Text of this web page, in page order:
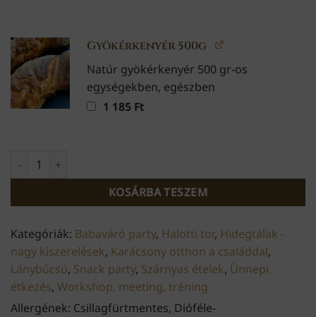
Gyökérkenyér 500g
Natúr gyökérkenyér 500 gr-os
egységekben, egészben
1 185 Ft
Libamáj brulée (0,5 kg) mennyiség
KOSÁRBA TESZEM
Kategóriák: Babaváró party, Halotti tor, Hidegtálak -
nagy kiszerelések, Karácsony otthon a családdal,
Lánybúcsú, Snack party, Szárnyas ételek, Ünnepi
étkezés, Workshop, meeting, tréning
Allergének: Csillagfürtmentes, Dióféle-